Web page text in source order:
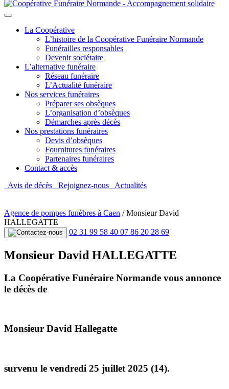
La Coopérative
L’histoire de la Coopérative Funéraire Normande
Funérailles responsables
Devenir sociétaire
L’alternative funéraire
Réseau funéraire
L’Actualité funéraire
Nos services funéraires
Préparer ses obsèques
L’organisation d’obsèques
Démarches après décès
Nos prestations funéraires
Devis d’obsèques
Fournitures funéraires
Partenaires funéraires
Contact & accès
Avis de décès
Rejoignez-nous Actualités
Agence de pompes funèbres à Caen /Monsieur David
HALLEGATTE
02 31 99 58 40 07 86 20 28 69
Monsieur David HALLEGATTE
La Coopérative Funéraire Normande vous annonce
le décès de
Monsieur David Hallegatte
survenu le vendredi 25 juillet 2025 (14).